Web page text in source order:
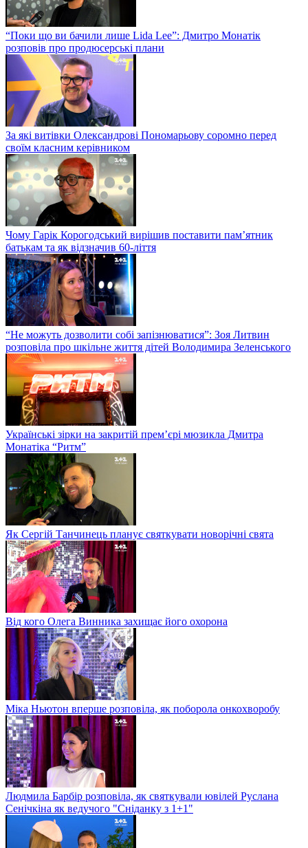
“Поки що ви бачили лише Lida Lee”: Дмитро Монатік
розповів про продюсерські плани
За які витівки Олександрові Пономарьову соромно перед
своїм класним керівником
Чому Гарік Корогодський вирішив поставити пам’ятник
батькам та як відзначив 60-ліття
“Не можуть дозволити собі запізнюватися”: Зоя Литвин
розповіла про шкільне життя дітей Володимира Зеленського
Українські зірки на закритій прем’єрі мюзикла Дмитра
Монатіка “Ритм”
Як Сергій Танчинець планує святкувати новорічні свята
Від кого Олега Винника захищає його охорона
Міка Ньютон вперше розповіла, як поборола онкохворобу
Людмила Барбір розповіла, як святкували ювілей Руслана
Сенічкіна як ведучого "Сніданку з 1+1"